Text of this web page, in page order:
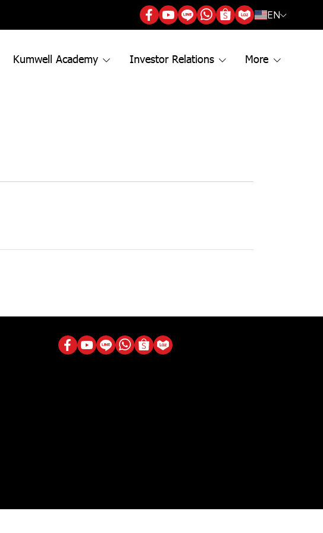
EN
Kumwell Academy Investor Relations More